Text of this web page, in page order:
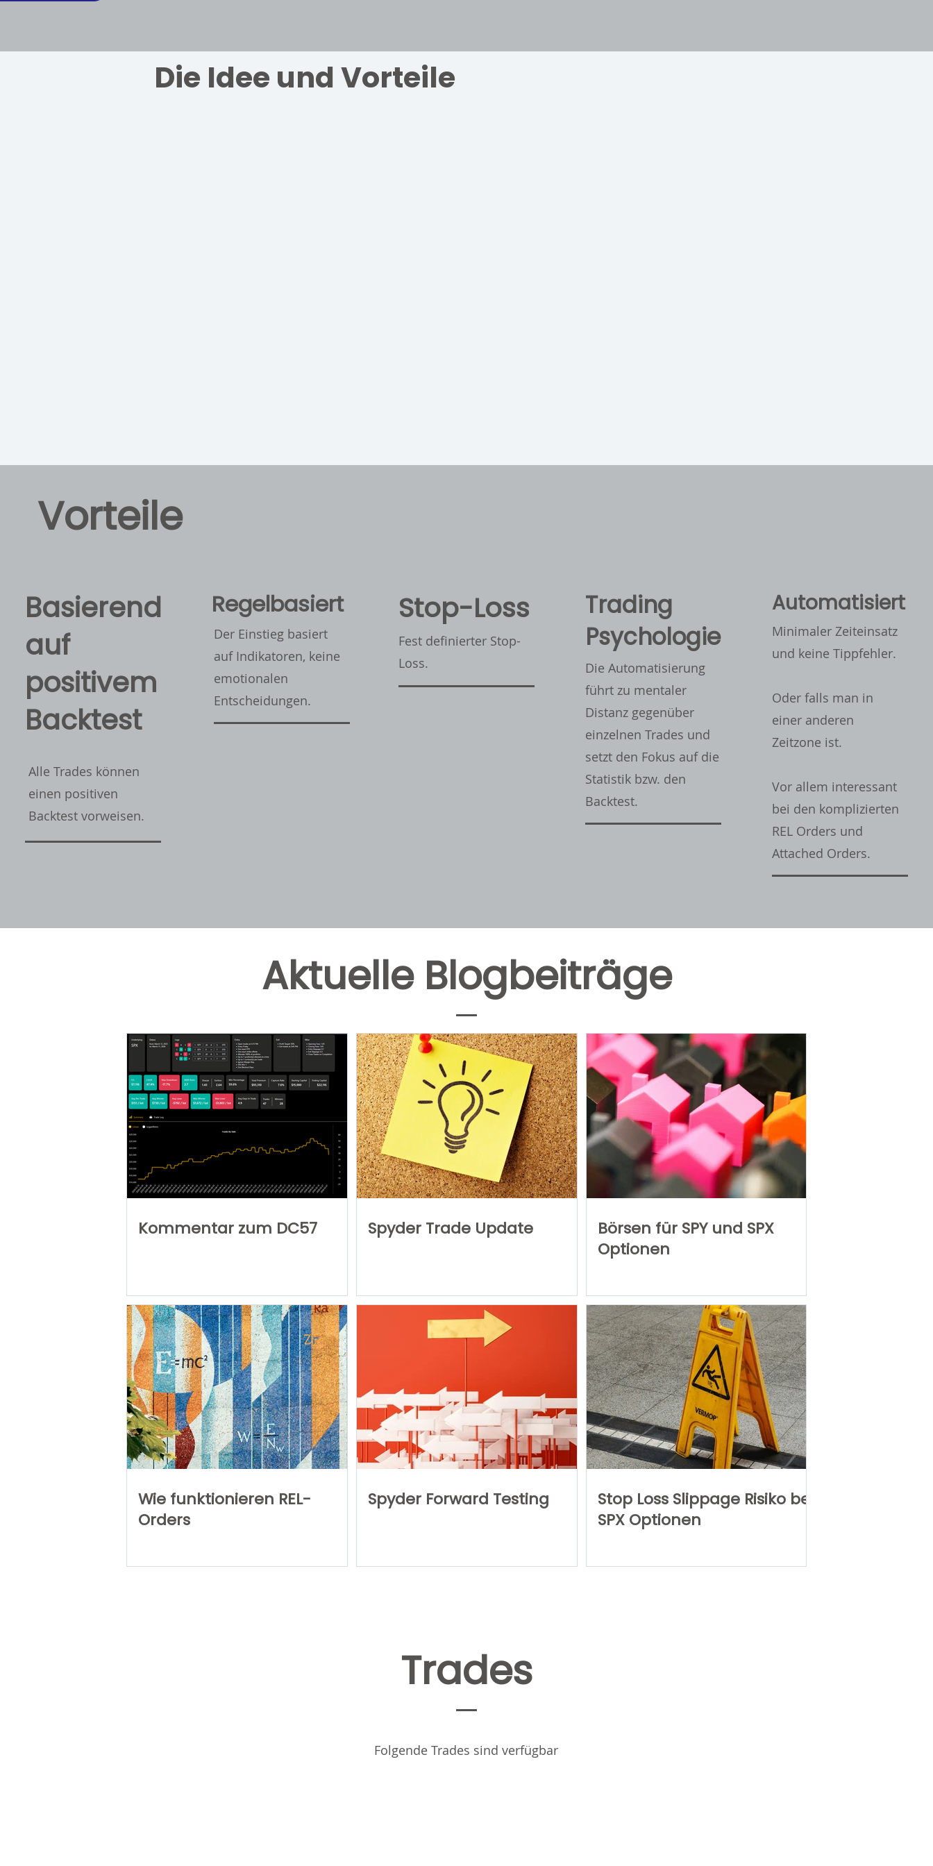
Die Idee und Vorteile
Vorteile
Basierend
auf
positivem
Backtest
Alle Trades können
einen positiven
Backtest vorweisen.
Regelbasiert
Der Einstieg basiert
auf Indikatoren, keine
emotionalen
Entscheidungen.
Stop-Loss
Fest definierter Stop-
Loss.
Trading
Psychologie
Die Automatisierung
führt zu mentaler
Distanz gegenüber
einzelnen Trades und
setzt den Fokus auf die
Statistik bzw. den
Backtest.
Automatisiert
Minimaler Zeiteinsatz
und keine Tippfehler.
Oder falls man in
einer anderen
Zeitzone ist.
Vor allem interessant
bei den komplizierten
REL Orders und
Attached Orders.
Aktuelle Blogbeiträge
Kommentar zum DC57 Spyder Trade Update
Börsen für SPY und SPX
Optionen
Wie funktionieren REL-
Orders
Spyder Forward Testing
Stop Loss Slippage Risiko bei
SPX Optionen
Trades
Folgende Trades sind verfügbar